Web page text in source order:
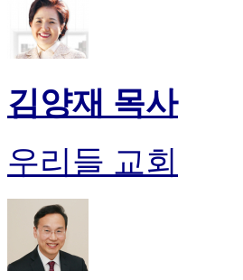
김양재 목사
우리들 교회